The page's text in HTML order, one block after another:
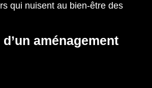
qui nuisent au bien-être des
aménagement